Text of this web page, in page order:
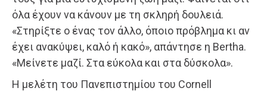
όλα έχουν να κάνουν με τη σκληρή δουλειά.
«Στηρίξτε ο ένας τον άλλο, όποιο πρόβλημα κι αν
έχει ανακύψει, καλό ή κακό», απάντησε η Bertha.
«Μείνετε μαζί. Στα εύκολα και στα δύσκολα».
Η μελέτη του Πανεπιστημίου του Cornell